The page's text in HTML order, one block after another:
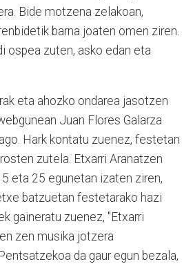
Bide motzena zelakoan,
barna joaten omen ziren.
ospea zuten, asko edan eta
eta ahozko ondarea jasotzen
Juan Flores Galarza
Hark kontatu zuenez, festetan
zutela. Etxarri Aranatzen
eta 25 egunetan izaten ziren,
batzuetan festetarako hazi
gaineratu zuenez, "Etxarri
zen musika jotzera
da gaur egun bezala,